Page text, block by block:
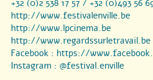
+32 (0)2 538 17 57 / +32 (0)493 56
http://www.festivalenville.be
http://www.lpcinema.be
http://www.regardssurletravail.be
Facebook : https://
Instagram : @festival.enville